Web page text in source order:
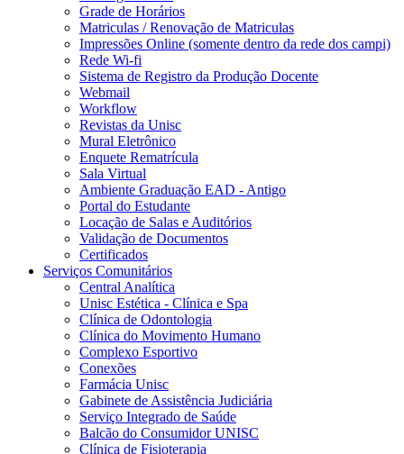
Grade de Horários
Matriculas / Renovação de Matriculas
Impressões Online (somente dentro da rede dos campi)
Rede Wi-fi
Sistema de Registro da Produção Docente
Webmail
Workflow
Revistas da Unisc
Mural Eletrônico
Enquete Rematrícula
Sala Virtual
Ambiente Graduação EAD - Antigo
Portal do Estudante
Locação de Salas e Auditórios
Validação de Documentos
Certificados
Serviços Comunitários
Central Analítica
Unisc Estética - Clínica e Spa
Clínica de Odontologia
Clínica do Movimento Humano
Complexo Esportivo
Conexões
Farmácia Unisc
Gabinete de Assistência Judiciária
Serviço Integrado de Saúde
Balcão do Consumidor UNISC
Clínica de Fisioterapia